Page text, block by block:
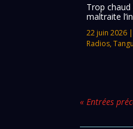
Trop chaud
maltraite
22 juin 2026 |
Radios,
« Entrées